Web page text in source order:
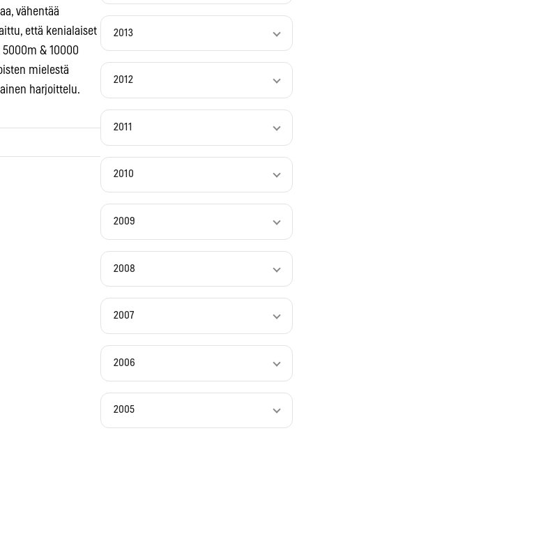
vähentää
että kenialaiset
& 10000
mielestä
harjoittelu.
2013
2012
2011
2010
2009
2008
2007
2006
2005